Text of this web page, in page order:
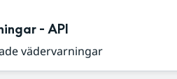
- API
vädervarningar